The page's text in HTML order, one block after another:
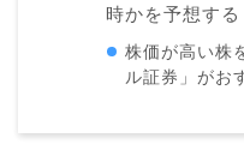
時かを予想する
株価が高い株
ル証券」がお